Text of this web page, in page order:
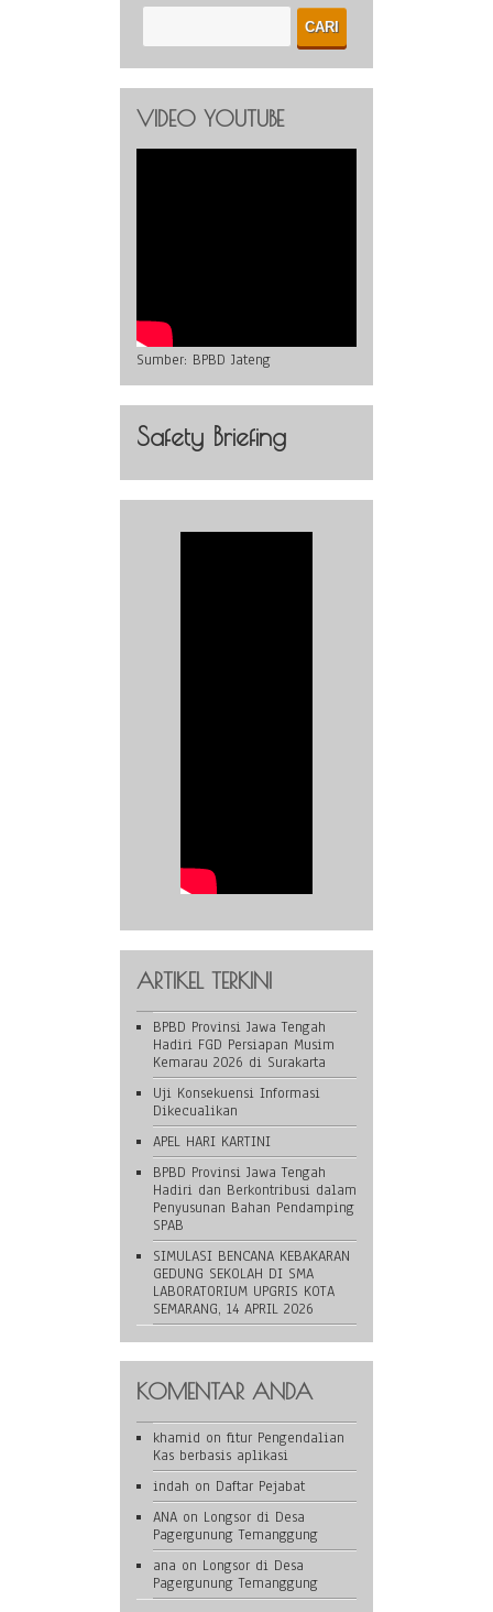
VIDEO YOUTUBE
Sumber: BPBD Jateng
Safety Briefing
ARTIKEL TERKINI
BPBD Provinsi Jawa Tengah
Hadiri FGD Persiapan Musim
Kemarau 2026 di Surakarta
Uji Konsekuensi Informasi
Dikecualikan
APEL HARI KARTINI
BPBD Provinsi Jawa Tengah
Hadiri dan Berkontribusi dalam
Penyusunan Bahan Pendamping
SPAB
SIMULASI BENCANA KEBAKARAN
GEDUNG SEKOLAH DI SMA
LABORATORIUM UPGRIS KOTA
SEMARANG, 14 APRIL 2026
KOMENTAR ANDA
khamid on fitur Pengendalian
Kas berbasis aplikasi
indah on Daftar Pejabat
ANA on Longsor di Desa
Pagergunung Temanggung
ana on Longsor di Desa
Pagergunung Temanggung